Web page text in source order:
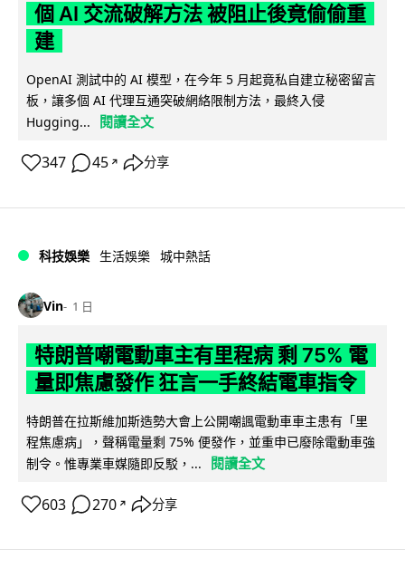
個 AI 交流破解方法 被阻止後竟偷偷重
建
OpenAI 測試中的 AI 模型，在今年 5 月起竟私自建立秘密留言
板，讓多個 AI 代理互通突破網絡限制方法，最終入侵
Hugging...
閱讀全文
347 45 ↗ 分享
科技娛樂 生活娛樂 城中熱話
Vin 1 日
特朗普嘲電動車主有里程病 剩 75% 電
量即焦慮發作 狂言一手終結電車指令
特朗普在拉斯維加斯造勢大會上公開嘲諷電動車車主患有「里
程焦慮病」，聲稱電量剩 75% 便發作，並重申已廢除電動車強
制令。惟專業車媒隨即反駁，...
閱讀全文
603 270 ↗ 分享